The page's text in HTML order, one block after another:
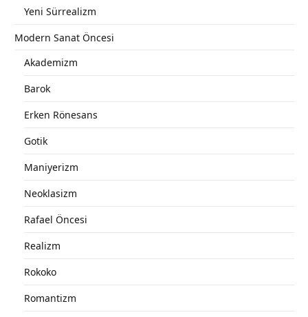
Yeni Sürrealizm
Modern Sanat Öncesi
Akademizm
Barok
Erken Rönesans
Gotik
Maniyerizm
Neoklasizm
Rafael Öncesi
Realizm
Rokoko
Romantizm